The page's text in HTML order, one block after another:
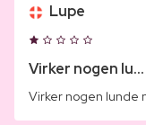
Lupe
Virker nogen lu...
Virker nogen lunde